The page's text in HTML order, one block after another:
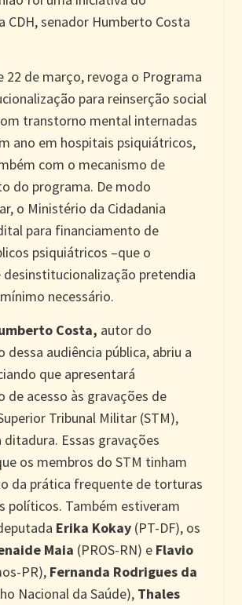
CDH, senador Humberto Costa
22 de março, revoga o Programa
para reinserção social
transtorno mental internadas
ano em hospitais psiquiátricos,
com o mecanismo de
do programa. De modo
o Ministério da Cidadania
para financiamento de
psiquiátricos –que o
desinstitucionalização pretendia
necessário.
Costa, autor do
dessa audiência pública, abriu a
que apresentará
de acesso às gravações de
Tribunal Militar (STM),
ditadura. Essas gravações
os membros do STM tinham
da prática frequente de torturas
políticos. Também estiveram
Erika Kokay(PT-DF), os
Maia (PROS-RN) e Flavio
PR), Fernanda Rodrigues da
Nacional da Saúde), Thales